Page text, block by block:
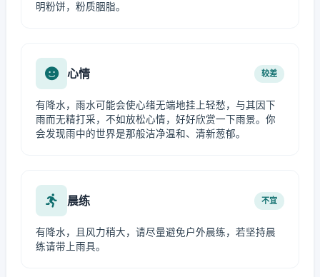
明粉饼，粉质胭脂。
心情 较差
有降水，雨水可能会使心绪无端地挂上轻愁，与其因下
雨而无精打采，不如放松心情，好好欣赏一下雨景。你
会发现雨中的世界是那般洁净温和、清新葱郁。
晨练 不宜
有降水，且风力稍大，请尽量避免户外晨练，若坚持晨
练请带上雨具。